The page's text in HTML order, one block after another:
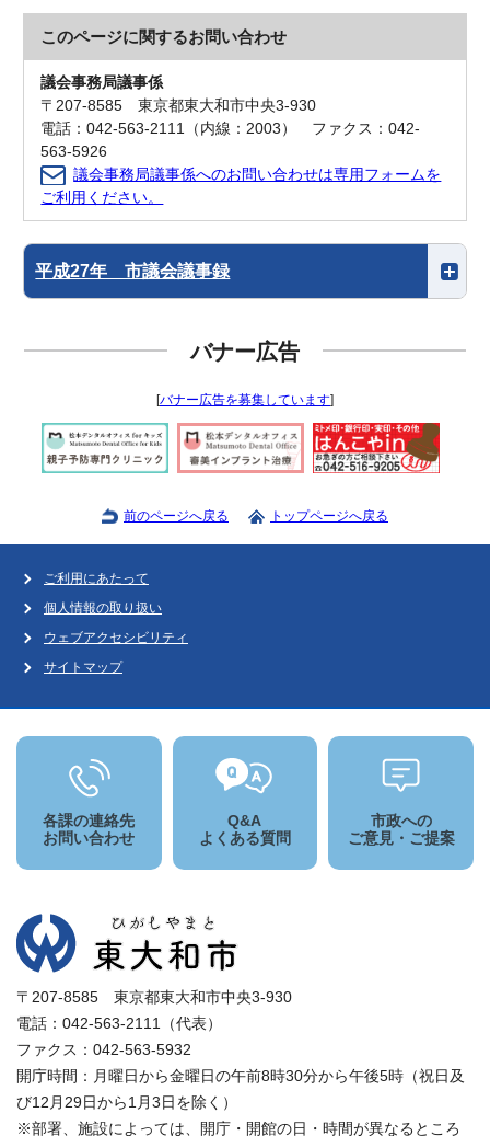
このページに関するお問い合わせ
議会事務局議事係
〒207-8585 東京都東大和市中央3-930
電話：042-563-2111（内線：2003） ファクス：042-
563-5926
議会事務局議事係へのお問い合わせは専用フォームを
ご利用ください。
平成27年 市議会議事録
バナー広告
[バナー広告を募集しています]
前のページへ戻る トップページへ戻る
ご利用にあたって
個人情報の取り扱い
ウェブアクセシビリティ
サイトマップ
各課の連絡先
お問い合わせ
Q&A
よくある質問
市政への
ご意見・ご提案
〒207-8585 東京都東大和市中央3-930
電話：042-563-2111（代表）
ファクス：042-563-5932
開庁時間：月曜日から金曜日の午前8時30分から午後5時（祝日及
び12月29日から1月3日を除く）
※部署、施設によっては、開庁・開館の日・時間が異なるところ